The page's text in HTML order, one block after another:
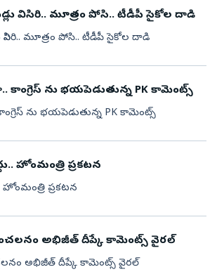
విసిరి.. మూత్రం పోసి.. టీడీపీ సైకోల దాడి
విసిరి.. మూత్రం పోసి.. టీడీపీ సైకోల దాడి
కాంగ్రెస్ ను భయపెడుతున్న PK కామెంట్స్
ను భయపెడుతున్న PK కామెంట్స్
హోంమంత్రి ప్రకటన
హోంమంత్రి ప్రకటన
అభిజీత్ దీప్కే కామెంట్స్ వైరల్
అభిజీత్ దీప్కే కామెంట్స్ వైరల్